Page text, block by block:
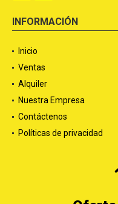
INFORMACIÓN
Inicio
Ventas
Alquiler
Nuestra Empresa
Contáctenos
Políticas de privacidad